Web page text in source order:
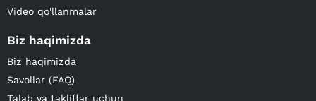
Video qo'llanmalar
Biz haqimizda
Biz haqimizda
Savollar (FAQ)
Talab va takliflar uchun